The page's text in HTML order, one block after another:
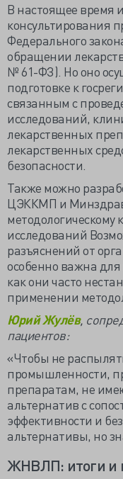
В настоящее время
консультирования
Федерального
обращении
№ 61-ФЗ). Но оно
подготовке к
связанным с
исследований,
лекарственных
лекарственных
безопасности.
Также можно
ЦЭККМП и
методологическому
исследований
разъяснений от
особенно важна
как они часто
применении
Юрий Жулёв,
пациентов:
«Чтобы не
промышленности,
препаратам, не
альтернатив с
эффективности и
альтернативы, но
ЖНВЛП: итоги и